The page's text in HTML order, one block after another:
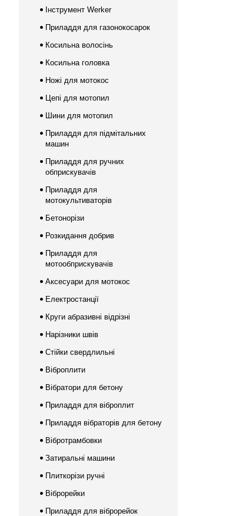
Інструмент Werker
Приладдя для газонокосарок
Косильна волосінь
Косильна головка
Ножі для мотокос
Цепі для мотопил
Шини для мотопил
Приладдя для підмітальних
машин
Приладдя для ручних
обприскувачів
Приладдя для
мотокультиваторів
Бетонорізи
Розкидання добрив
Приладдя для
мотообприскувачів
Аксесуари для мотокос
Електростанції
Круги абразивні відрізні
Нарізники швів
Стійки свердлильні
Віброплити
Вібратори для бетону
Приладдя для віброплит
Приладдя вібраторів для бетону
Вібротрамбовки
Затиральні машини
Плиткорізи ручні
Віброрейки
Приладдя для віброрейок